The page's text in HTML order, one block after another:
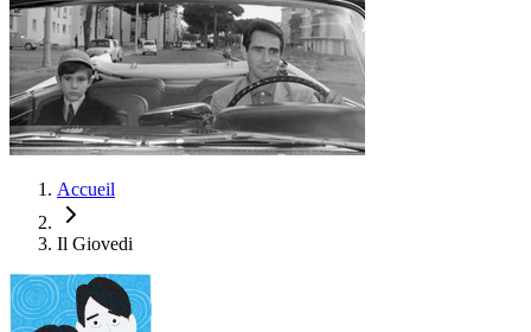
Accueil
Il Giovedi